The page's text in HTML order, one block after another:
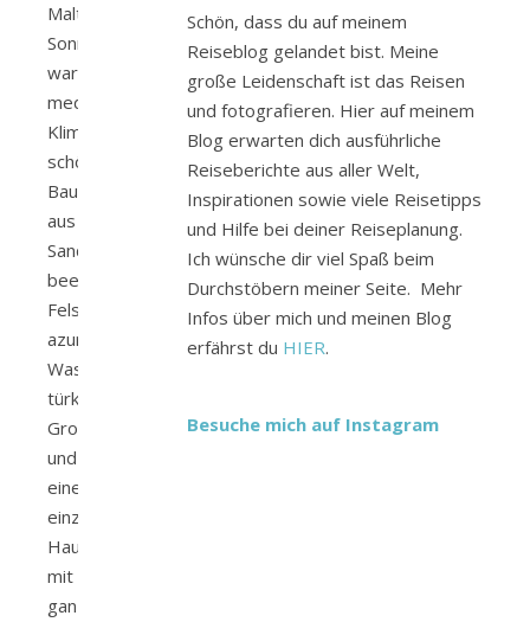
Malta.
Sonne,
warmes
mediterranes
Klima,
schöne
Bauten
aus
Sandstein,
beeindruckende
Felsklippen,
azurblaues
Wasser,
türkise
Grotten
und
eine
einzigartige
Hauptstadt
mit
ganz
Schön, dass du auf meinem
Reiseblog gelandet bist. Meine
große Leidenschaft ist das Reisen
und fotografieren. Hier auf meinem
Blog erwarten dich ausführliche
Reiseberichte aus aller Welt,
Inspirationen sowie viele Reisetipps
und Hilfe bei deiner Reiseplanung.
Ich wünsche dir viel Spaß beim
Durchstöbern meiner Seite. Mehr
Infos über mich und meinen Blog
erfährst du HIER.
Besuche mich auf Instagram